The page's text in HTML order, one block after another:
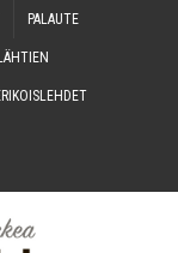
PALAU­TE